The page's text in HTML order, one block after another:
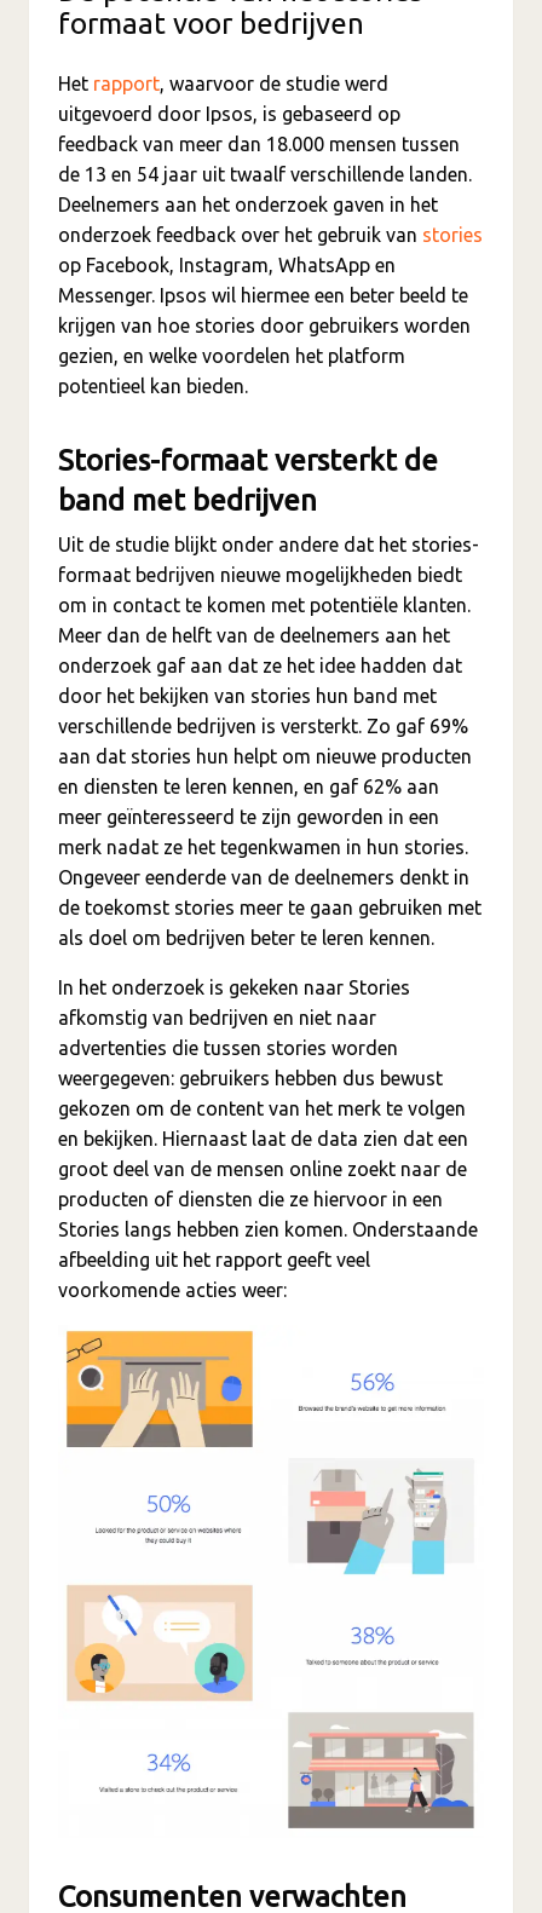
formaat voor bedrijven
Het rapport, waarvoor de studie werd
uitgevoerd door Ipsos, is gebaseerd op
feedback van meer dan 18.000 mensen tussen
de 13 en 54 jaar uit twaalf verschillende landen.
Deelnemers aan het onderzoek gaven in het
onderzoek feedback over het gebruik van stories
op Facebook, Instagram, WhatsApp en
Messenger. Ipsos wil hiermee een beter beeld te
krijgen van hoe stories door gebruikers worden
gezien, en welke voordelen het platform
potentieel kan bieden.
Stories-formaat versterkt de
band met bedrijven
Uit de studie blijkt onder andere dat het stories-
formaat bedrijven nieuwe mogelijkheden biedt
om in contact te komen met potentiële klanten.
Meer dan de helft van de deelnemers aan het
onderzoek gaf aan dat ze het idee hadden dat
door het bekijken van stories hun band met
verschillende bedrijven is versterkt. Zo gaf 69%
aan dat stories hun helpt om nieuwe producten
en diensten te leren kennen, en gaf 62% aan
meer geïnteresseerd te zijn geworden in een
merk nadat ze het tegenkwamen in hun stories.
Ongeveer eenderde van de deelnemers denkt in
de toekomst stories meer te gaan gebruiken met
als doel om bedrijven beter te leren kennen.
In het onderzoek is gekeken naar Stories
afkomstig van bedrijven en niet naar
advertenties die tussen stories worden
weergegeven: gebruikers hebben dus bewust
gekozen om de content van het merk te volgen
en bekijken. Hiernaast laat de data zien dat een
groot deel van de mensen online zoekt naar de
producten of diensten die ze hiervoor in een
Stories langs hebben zien komen. Onderstaande
afbeelding uit het rapport geeft veel
voorkomende acties weer:
Consumenten verwachten